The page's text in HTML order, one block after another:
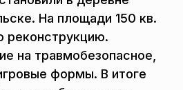
На площади 150 кв.
реконструкцию.
на травмобезопасное,
формы. В итоге